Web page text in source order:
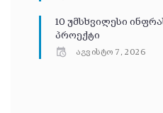
10 უმსხვილესი
პროექტი
აგვისტო 7, 2026